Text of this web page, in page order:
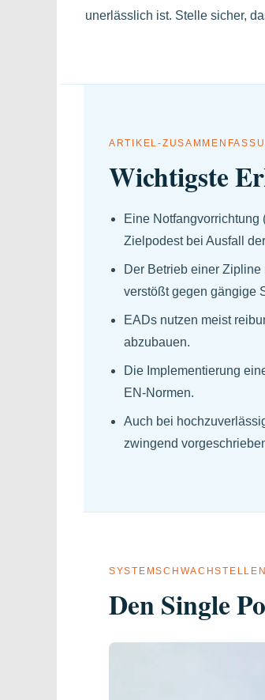
unerlässlich ist. Stelle sicher,
ARTIKEL-
Wichtigste
Eine
Zielpodest bei Ausfall
Der Betrieb einer
verstößt gegen gängige
EADs nutzen meist
abzubauen.
Die Implementierung
EN-Normen.
Auch bei
zwingend
SYSTEMSCHWACHSTELLEN
Den Single